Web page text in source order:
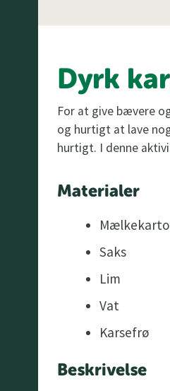
Dyrk
For at give bævere
og hurtigt at lave
hurtigt. I denne
Materialer
Saks
Lim
Vat
Karsefrø
Beskrivelse